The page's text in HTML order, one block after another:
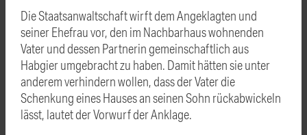
Die Staatsanwaltschaft wirft dem Angeklagten und
seiner Ehefrau vor, den im Nachbarhaus wohnenden
Vater und dessen Partnerin gemeinschaftlich aus
Habgier umgebracht zu haben. Damit hätten sie unter
anderem verhindern wollen, dass der Vater die
Schenkung eines Hauses an seinen Sohn rückabwickeln
lässt, lautet der Vorwurf der Anklage.